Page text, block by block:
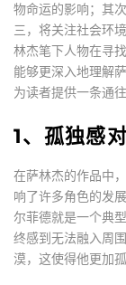
物命运的影响；其
三，将关注社会环
林杰笔下人物在寻
能够更深入地理解
为读者提供一条通
1、孤独感
在萨林杰的作品中
响了许多角色的发
尔菲德就是一个典
终感到无法融入周
漠，这使得他更加孤